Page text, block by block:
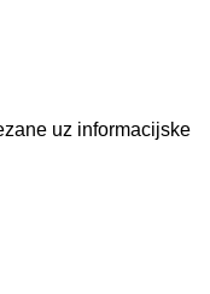
uz informacijske